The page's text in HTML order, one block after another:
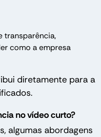
transparência,
como a empresa
diretamente para a
no vídeo curto?
algumas abordagens